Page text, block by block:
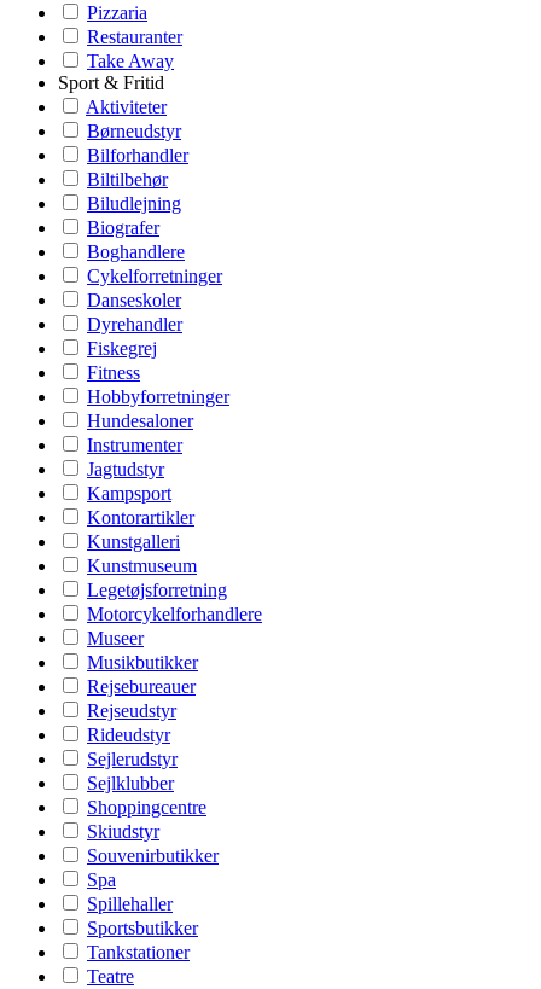
Pizzaria
Restauranter
Take Away
Sport & Fritid
Aktiviteter
Børneudstyr
Bilforhandler
Biltilbehør
Biludlejning
Biografer
Boghandlere
Cykelforretninger
Danseskoler
Dyrehandler
Fiskegrej
Fitness
Hobbyforretninger
Hundesaloner
Instrumenter
Jagtudstyr
Kampsport
Kontorartikler
Kunstgalleri
Kunstmuseum
Legetøjsforretning
Motorcykelforhandlere
Museer
Musikbutikker
Rejsebureauer
Rejseudstyr
Rideudstyr
Sejlerudstyr
Sejlklubber
Shoppingcentre
Skiudstyr
Souvenirbutikker
Spa
Spillehaller
Sportsbutikker
Tankstationer
Teatre